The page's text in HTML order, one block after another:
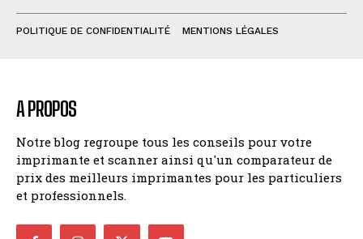
POLITIQUE DE CONFIDENTIALITÉ MENTIONS LÉGALES
A PROPOS
Notre blog regroupe tous les conseils pour votre
imprimante et scanner ainsi qu'un comparateur de
prix des meilleurs imprimantes pour les particuliers
et professionnels.